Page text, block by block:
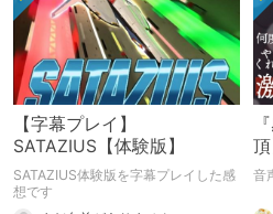
【字幕プレイ】
SATAZIUS【体験版】
SATAZIUS体験版を字幕プレイした感
想です
音